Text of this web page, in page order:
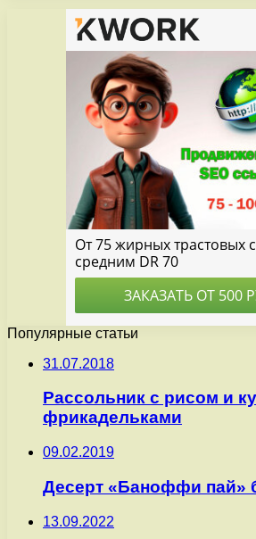
Популярные статьи
31.07.2018
Рассольник с рисом и
фрикадельками
09.02.2019
Десерт «Баноффи пай»
13.09.2022